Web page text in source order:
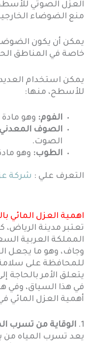
العزل الصوتي
منع الضوضاء
يمكن أن يكون
خاصة في المناطق
يمكن استخدام
للأسطح، منها:
الفوم: وهو
الصوف
الصوت.
الطوب: وهو
التعرف علي : شركة
اهمية العزل المائي
تعتبر مدينة الرياض،
المملكة العربية
وجاف، وهو ما يجعل
للمحافظة على سلامة
يتعلق الأمر بالحاجة
في هذا السياق، وفي
أهمية العزل المائي
1. الوقاية من تسرب
يعد تسرب المياه من